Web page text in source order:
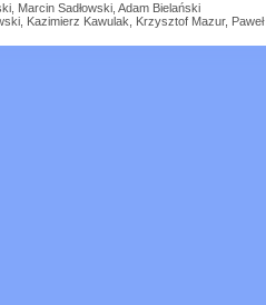
Marcin Sadłowski, Adam Bielański
Kazimierz Kawulak, Krzysztof Mazur,